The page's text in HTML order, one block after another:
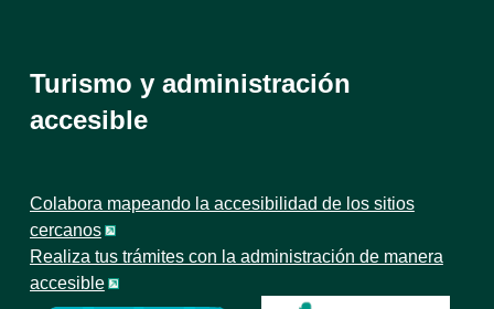
Turismo y administración
accesible
Colabora mapeando la accesibilidad de los sitios
cercanos
Realiza tus trámites con la administración de manera
accesible